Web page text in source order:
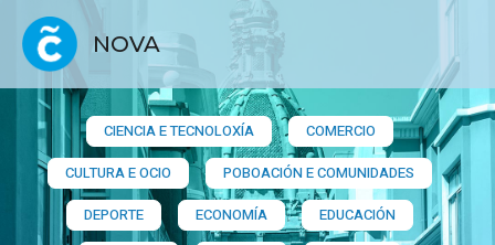
NOVA
CIENCIA E TECNOLOXÍA
COMERCIO
CULTURA E OCIO
POBOACIÓN E COMUNIDADES
DEPORTE
ECONOMÍA
EDUCACIÓN